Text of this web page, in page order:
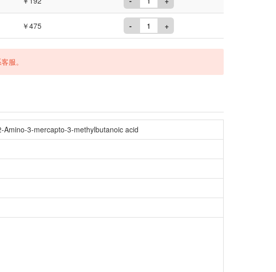
￥475 - +
服。
3-mercapto-3-methylbutanoic acid